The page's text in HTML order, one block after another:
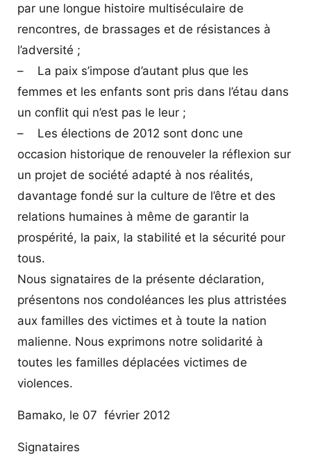
par une longue histoire multiséculaire de
rencontres, de brassages et de résistances à
l’adversité ;
– La paix s’impose d’autant plus que les
femmes et les enfants sont pris dans l’étau dans
un conflit qui n’est pas le leur ;
– Les élections de 2012 sont donc une
occasion historique de renouveler la réflexion sur
un projet de société adapté à nos réalités,
davantage fondé sur la culture de l’être et des
relations humaines à même de garantir la
prospérité, la paix, la stabilité et la sécurité pour
tous.
Nous signataires de la présente déclaration,
présentons nos condoléances les plus attristées
aux familles des victimes et à toute la nation
malienne. Nous exprimons notre solidarité à
toutes les familles déplacées victimes de
violences.
Bamako, le 07 février 2012
Signataires